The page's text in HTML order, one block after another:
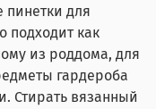
для
подходит как
из роддома, для
гардероба
Стирать вязанный